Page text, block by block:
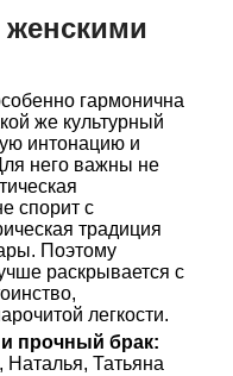
гармонична
же культурный
интонацию и
него важны не
спорит с
традиция
Поэтому
раскрывается с
легкости.
прочный брак:
Татьяна